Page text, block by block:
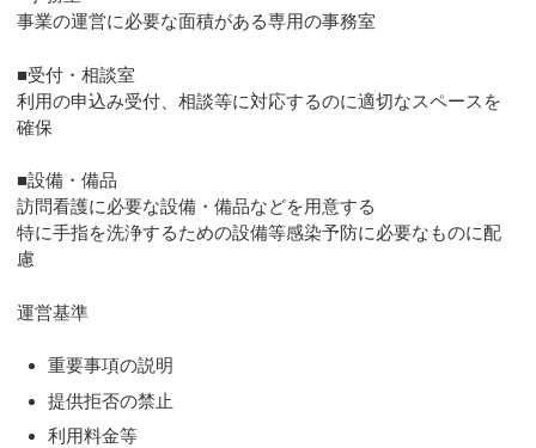
事業の運営に必要な面積がある専用の事務室
■受付・相談室
利用の申込み受付、相談等に対応するのに適切なスペースを
確保
■設備・備品
訪問看護に必要な設備・備品などを用意する
特に手指を洗浄するための設備等感染予防に必要なものに配
慮
運営基準
重要事項の説明
提供拒否の禁止
利用料金等